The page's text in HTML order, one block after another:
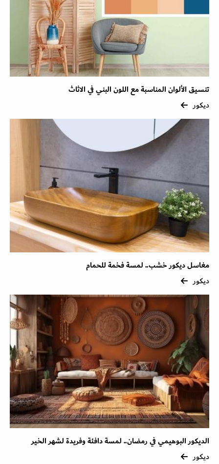
تنسيق الألوان المناسبة مع اللون البني في الاثاث
ديكور
مغاسل ديكور خشب.. لمسة فخمة للحمام
ديكور
الديكور البوهيمي في رمضان.. لمسة دافئة وفريدة لشهر الخير
ديكور